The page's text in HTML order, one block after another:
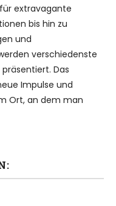
extravagante
bis hin zu
und
verschiedenste
Das
Impulse und
Ort, an dem man